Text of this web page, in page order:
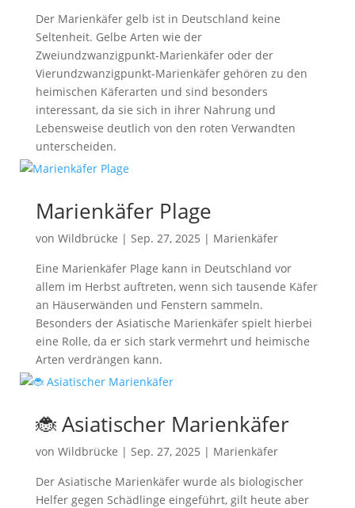
Der Marienkäfer gelb ist in Deutschland keine
Seltenheit. Gelbe Arten wie der
Zweiundzwanzigpunkt-Marienkäfer oder der
Vierundzwanzigpunkt-Marienkäfer gehören zu den
heimischen Käferarten und sind besonders
interessant, da sie sich in ihrer Nahrung und
Lebensweise deutlich von den roten Verwandten
unterscheiden.
Marienkäfer Plage
von Wildbrücke | Sep. 27, 2025 | Marienkäfer
Eine Marienkäfer Plage kann in Deutschland vor
allem im Herbst auftreten, wenn sich tausende Käfer
an Häuserwänden und Fenstern sammeln.
Besonders der Asiatische Marienkäfer spielt hierbei
eine Rolle, da er sich stark vermehrt und heimische
Arten verdrängen kann.
🐞 Asiatischer Marienkäfer
von Wildbrücke | Sep. 27, 2025 | Marienkäfer
Der Asiatische Marienkäfer wurde als biologischer
Helfer gegen Schädlinge eingeführt, gilt heute aber